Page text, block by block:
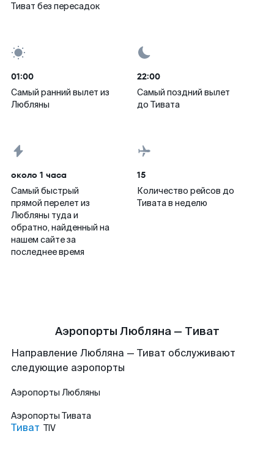
Тиват без пересадок
01:00
Самый ранний вылет из
Любляны
22:00
Самый поздний вылет
до Тивата
около 1 часа
Самый быстрый
прямой перелет из
Любляны туда и
обратно, найденный на
нашем сайте за
последнее время
15
Количество рейсов до
Тивата в неделю
Аэропорты Любляна — Тиват
Направление Любляна — Тиват обслуживают
следующие аэропорты
Аэропорты Любляны
Аэропорты Тивата
Тиват TIV